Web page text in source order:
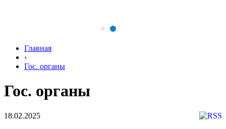
Главная
›
Гос. органы
Гос. органы
18.02.2025